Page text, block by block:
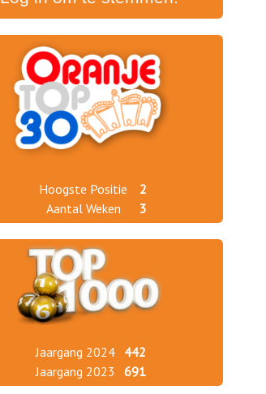
Hoogste Positie
2
Aantal Weken
3
Jaargang 2024
442
Jaargang 2023
691